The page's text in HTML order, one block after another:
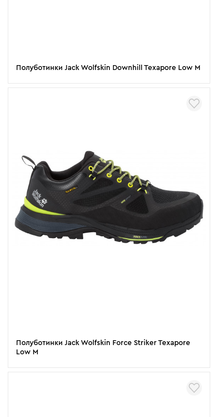
Полуботинки Jack Wolfskin Downhill Texapore Low M
Полуботинки Jack Wolfskin Force Striker Texapore
Low M